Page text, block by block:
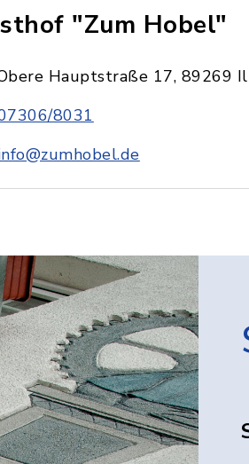
"Zum Hobel"
Hauptstraße 17, 89269
8031